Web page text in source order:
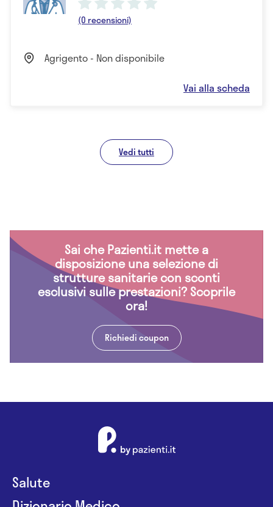
(0 recensioni)
Agrigento - Non disponibile
Vai alla scheda
Vedi tutti
Sai che Pazienti.it mette a
disposizione una selezione di
strutture sanitarie con sconti
esclusivi sulle prestazioni? Scoprile
ora!
Richiedi coupon
Salute